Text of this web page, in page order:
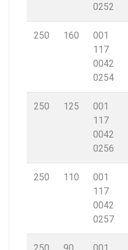
0252
250 160
001
117
0042
0254
250 125
001
117
0042
0256
250 110
001
117
0042
0257